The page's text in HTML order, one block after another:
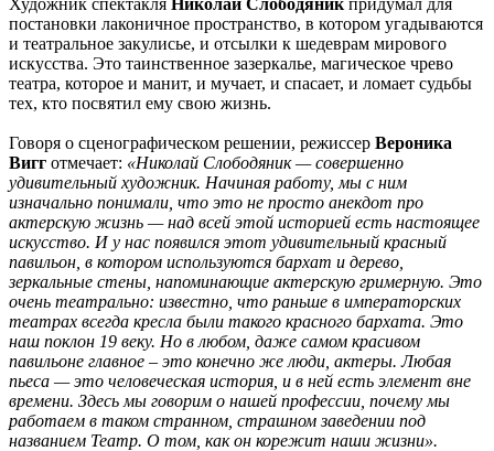
постановки лаконичное пространство, в котором угадываются
и театральное закулисье, и отсылки к шедеврам мирового
искусства. Это таинственное зазеркалье, магическое чрево
театра, которое и манит, и мучает, и спасает, и ломает судьбы
тех, кто посвятил ему свою жизнь.
Говоря о сценографическом решении, режиссер Вероника
Вигг отмечает: «Николай Слободяник — совершенно
удивительный художник. Начиная работу, мы с ним
изначально понимали, что это не просто анекдот про
актерскую жизнь — над всей этой историей есть настоящее
искусство. И у нас появился этот удивительный красный
павильон, в котором используются бархат и дерево,
зеркальные стены, напоминающие актерскую гримерную. Это
очень театрально: известно, что раньше в императорских
театрах всегда кресла были такого красного бархата. Это
наш поклон 19 веку. Но в любом, даже самом красивом
павильоне главное – это конечно же люди, актеры. Любая
пьеса — это человеческая история, и в ней есть элемент вне
времени. Здесь мы говорим о нашей профессии, почему мы
работаем в таком странном, страшном заведении под
названием Театр. О том, как он корежит наши жизни».